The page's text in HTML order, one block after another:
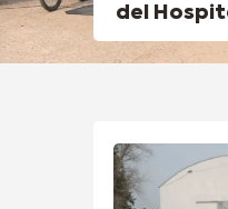
del